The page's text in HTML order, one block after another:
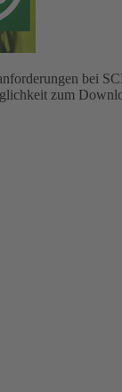
bei
zum